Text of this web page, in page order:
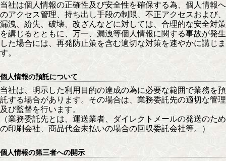
当社は個人情報の正確性及び安全性を確保する為、個人情報へ
のアクセス管理、持ち出し手段の制限、不正アクセスおよび、
漏洩、紛失、破壊、改ざんなどに対しては、合理的な安全対策
を講じるとともに、万一、漏洩等個人情報に関する事故が発生
した場合には、再発防止策を含む適切な対策を速やかに講じま
す。
個人情報の預託について
当社は、明示した利用目的の達成の為に必要な範囲で業務を預
託する場合があります。その場合は、業務委託先の適切な管理
及び監督を行います。
（業務委託先とは、運送業者、ダイレクトメールの発送のため
の印刷会社、商品代金未払いの場合の回収委託会社等。）
個人情報の第三者への開示